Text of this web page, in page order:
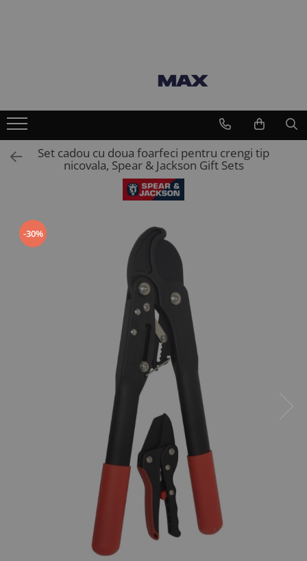
Echipamente si accesorii furajare
vaci
Suplimente nutritive vaci
Intretinere ongloane vaci
Bandaje si pansamente ongloane
Consumabile intretinere ongloane
Ingrijire si tratament ongloane
Renete, cutite si clesti ongloane
Scule si echipamente trimaj
Consumabile muls vaci
Echipamente de muls vaci
Testare si control lapte vaci
Silozuri stocare lapte
Tancuri racire lapte
Sanatate si confort vaci
Set cadou cu doua foarfeci pentru crengi tip
nicovala, Spear & Jackson Gift Sets
-30%